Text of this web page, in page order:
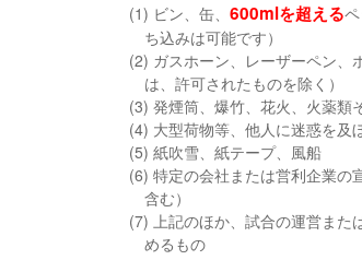
(1) ビン、缶、 600mlを超える
ち込みは可能です）
(2) ガスホーン、レーザーペン、
は、許可されたものを除く）
(3) 発煙筒、爆竹、花火、火薬類
(4) 大型荷物等、他人に迷惑を及
(5) 紙吹雪、紙テープ、風船
(6) 特定の会社または営利企業の
含む）
(7) 上記のほか、試合の運営また
めるもの